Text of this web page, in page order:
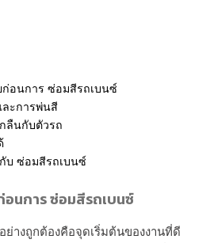
ก่อนการ ซ่อมสีรถเบนซ์
ะการพ่นสี
ลืนกับตัวรถ
บ ซ่อมสีรถเบนซ์
อนการ ซ่อมสีรถเบนซ์
ย่างถูกต้องคือจุดเริ่มต้นของงานที่ดี